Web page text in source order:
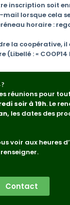
inscription soit
lorsque cela
horaire :
la coopérative, il
(Libellé : « COOP14
réunions pour
soir à 19h. Le
les dates des
voir aux heures
Contact